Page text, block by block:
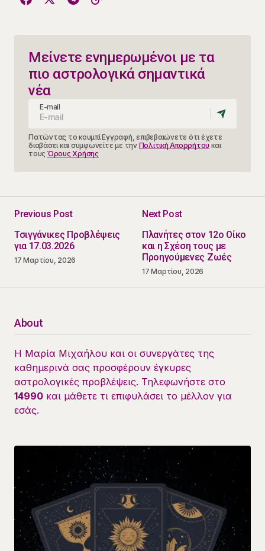
Μείνετε ενημερωμένοι με τα
πιο αστρολογικά σημαντικά
νέα
E-mail
Πατώντας το κουμπί Εγγραφή, επιβεβαιώνετε ότι έχετε
διαβάσει και συμφωνείτε με την Πολιτική Απορρήτου και
τους Όρους Χρήσης
Previous Post
Τσιγγάνικες Προβλέψεις
για 17.03.2026
17 Μαρτίου, 2026
Next Post
Πλανήτες στον 12ο Οίκο
και η Σχέση τους με
Προηγούμενες Ζωές
17 Μαρτίου, 2026
About
Η Μαρία Μιχαήλου και οι συνεργάτες της
καθημερινά σας προσφέρουν έγκυρες
αστρολογικές προβλέψεις. Τηλεφωνήστε στο
14990 και μάθετε τι επιφυλάσει το μέλλον για
εσάς.